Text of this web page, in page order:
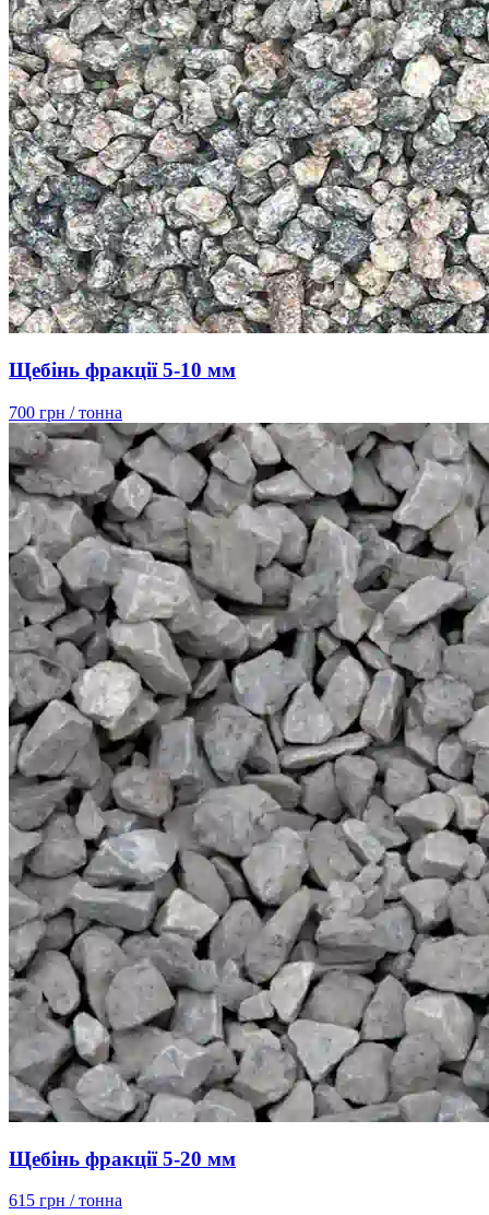
Щебінь фракції 5-10 мм
700 грн / тонна
Щебінь фракції 5-20 мм
615 грн / тонна